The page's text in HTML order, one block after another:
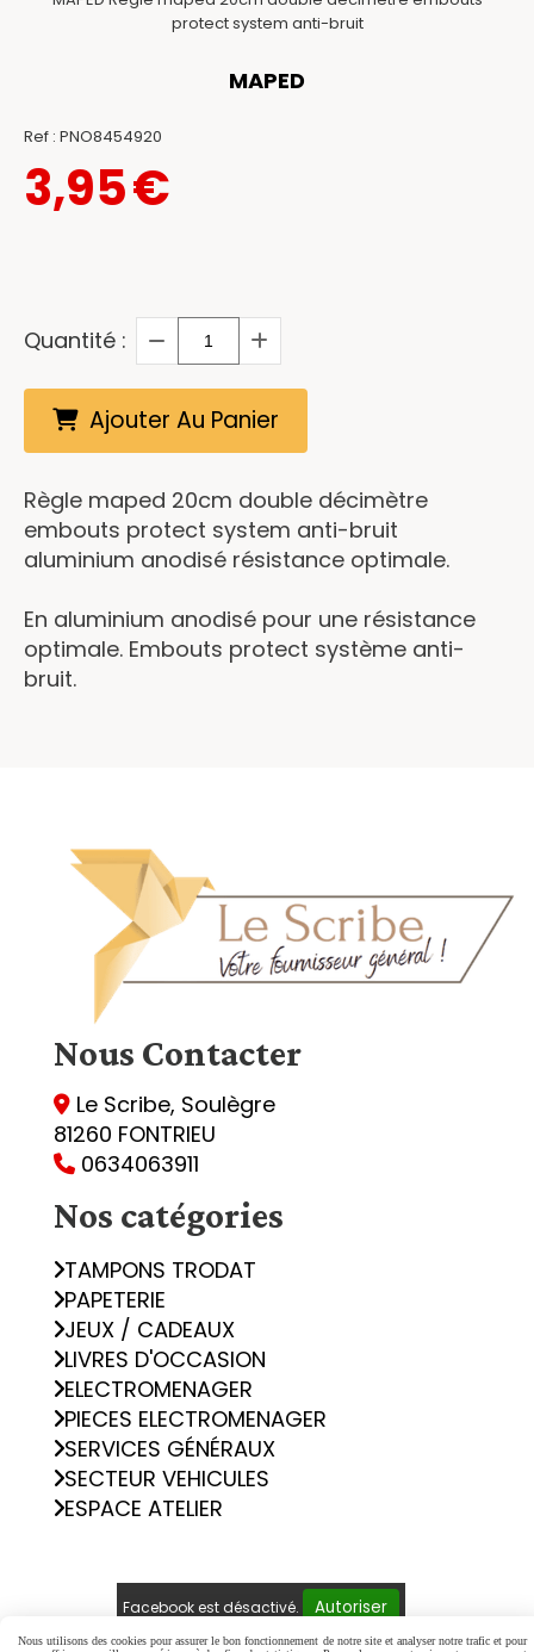
protect system anti-bruit
MAPED
Ref : PNO8454920
3,95€
Quantité :
Ajouter Au Panier
Règle maped 20cm double décimètre
embouts protect system anti-bruit
aluminium anodisé résistance optimale.
En aluminium anodisé pour une résistance
optimale. Embouts protect système anti-
bruit.
Nous Contacter
 Le Scribe, Soulègre
81260 FONTRIEU
 0634063911
Nos catégories
TAMPONS TRODAT
PAPETERIE
JEUX / CADEAUX
LIVRES D'OCCASION
ELECTROMENAGER
PIECES ELECTROMENAGER
SERVICES GÉNÉRAUX
SECTEUR VEHICULES
ESPACE ATELIER
Facebook est désactivé. Autoriser
Nous utilisons des cookies pour assurer le bon fonctionnement de notre site et analyser notre trafic et pour